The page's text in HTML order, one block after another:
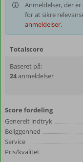
Anmeldelser, der
for at sikre
anmeldelser.
Totalscore
Baseret på:
24anmeldelser
Score fordeling
Generelt indtryk
Beliggenhed
Service
Pris/kvalitet